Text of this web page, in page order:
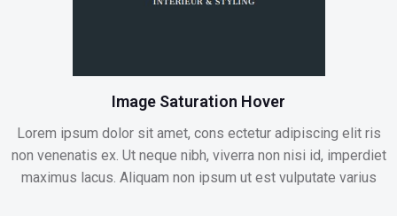
Image Saturation Hover
Lorem ipsum dolor sit amet, cons ectetur adipiscing elit ris
non venenatis ex. Ut neque nibh, viverra non nisi id, imperdiet
maximus lacus. Aliquam non ipsum ut est vulputate varius